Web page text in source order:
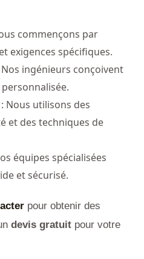
commençons par
exigences spécifiques.
Nos ingénieurs conçoivent
: Nous utilisons des
et des techniques de
équipes spécialisées
et sécurisé.
pour obtenir des
devis gratuit pour votre